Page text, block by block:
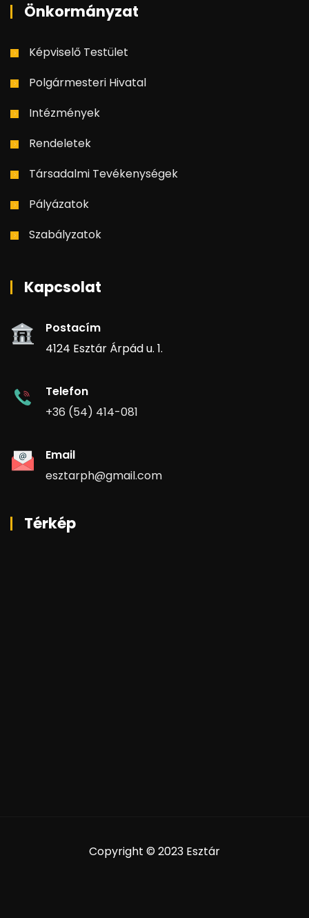
Önkormányzat
Képviselő Testület
Polgármesteri Hivatal
Intézmények
Rendeletek
Társadalmi Tevékenységek
Pályázatok
Szabályzatok
Kapcsolat
Postacím
4124 Esztár Árpád u. 1.
Telefon
+36 (54) 414-081
Email
esztarph@gmail.com
Térkép
Copyright © 2023 Esztár